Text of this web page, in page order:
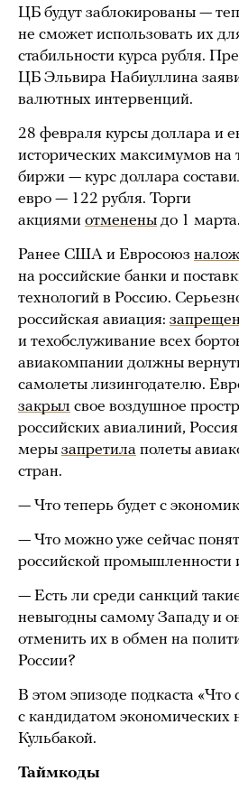
ЦБ будут заблокированы —
не сможет использовать их
стабильности курса рубля.
ЦБ Эльвира Набиуллина
валютных интервенций.
28 февраля курсы доллара и
исторических максимумов на
биржи — курс доллара
евро — 122 рубля. Торги
акциями отменены до 1 марта.
Ранее США и Евросоюз
на российские банки и
технологий в Россию.
российская авиация:
и техобслуживание всех
авиакомпании должны
самолеты лизингодателю.
закрыл свое воздушное
российских авиалиний,
меры запретила полеты
стран.
— Что теперь будет с
— Что можно уже сейчас
российской промышленности
— Есть ли среди санкций
невыгодны самому Западу и
отменить их в обмен на
России?
В этом эпизоде подкаста «Что
с кандидатом экономических
Кульбакой.
Таймкоды